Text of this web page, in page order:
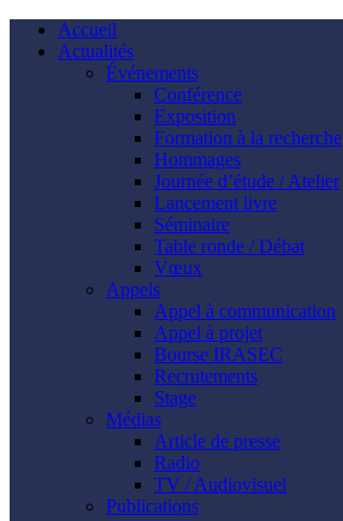
Accueil
Actualités
Événements
Conférence
Exposition
Formation à la recherche
Hommages
Journée d’étude / Atelier
Lancement livre
Séminaire
Table ronde / Débat
Vœux
Appels
Appel à communication
Appel à projet
Bourse IRASEC
Recrutements
Stage
Médias
Article de presse
Radio
TV / Audiovisuel
Publications